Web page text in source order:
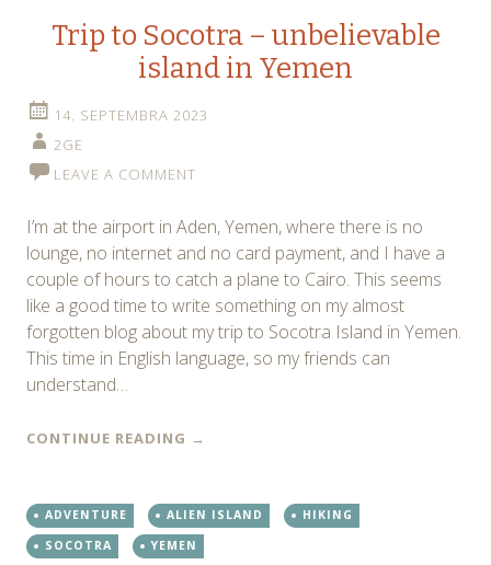
Trip to Socotra – unbelievable
island in Yemen
14. SEPTEMBRA 2023
2GE
LEAVE A COMMENT
I’m at the airport in Aden, Yemen, where there is no
lounge, no internet and no card payment, and I have a
couple of hours to catch a plane to Cairo. This seems
like a good time to write something on my almost
forgotten blog about my trip to Socotra Island in Yemen.
This time in English language, so my friends can
understand…
CONTINUE READING →
ADVENTURE ALIEN ISLAND
HIKING
SOCOTRA
YEMEN